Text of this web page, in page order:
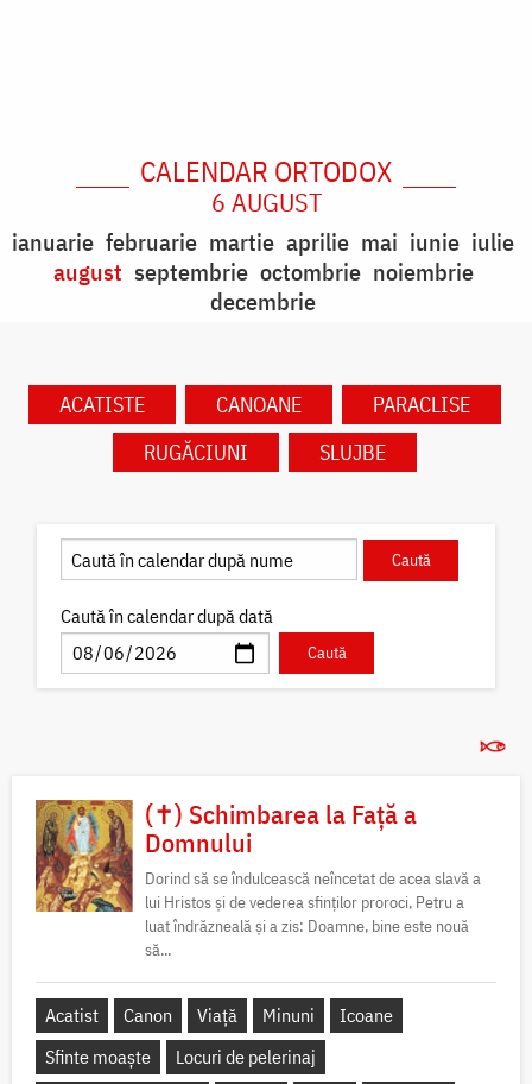
CALENDAR ORTODOX
6 AUGUST
ianuarie februarie martie aprilie mai iunie iulie
august septembrie octombrie noiembrie
decembrie
ACATISTE CANOANE
PARACLISE
RUGĂCIUNI
SLUJBE
Caută în calendar după dată
(✝) Schimbarea la Față a
Domnului
Dorind să se îndulcească neîncetat de acea slavă a
lui Hristos și de vederea sfinților proroci, Petru a
luat îndrăzneală și a zis: Doamne, bine este nouă
să...
Acatist Canon Viață Minuni
Icoane
Sfinte moaște
Locuri de pelerinaj